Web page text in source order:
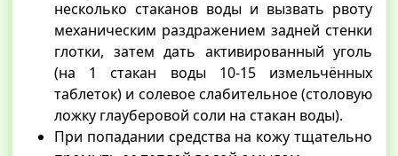
несколько стаканов воды и вызвать рвоту
механическим раздражением задней стенки
глотки, затем дать активированный уголь
(на 1 стакан воды 10-15 измельчённых
таблеток) и солевое слабительное (столовую
ложку глауберовой соли на стакан воды).
При попадании средства на кожу тщательно